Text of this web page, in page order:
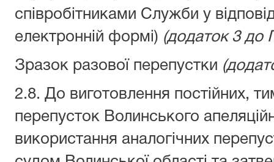
співробітниками Служби у
електронній формі) (додаток 3 до
Зразок разової перепустки
2.8. До виготовлення постійних,
перепусток Волинського
використання аналогічних